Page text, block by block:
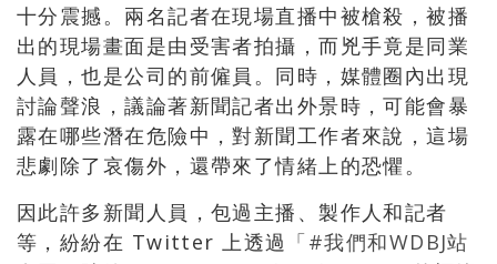
十分震撼。兩名記者在現場直播中被槍殺，被播
出的現場畫面是由受害者拍攝，而兇手竟是同業
人員，也是公司的前僱員。同時，媒體圈內出現
討論聲浪，議論著新聞記者出外景時，可能會暴
露在哪些潛在危險中，對新聞工作者來說，這場
悲劇除了哀傷外，還帶來了情緒上的恐懼。
因此許多新聞人員，包過主播、製作人和記者
等，紛紛在 Twitter 上透過 「#我們和WDBJ站